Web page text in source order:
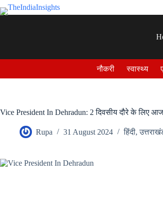
Skip
to
नौकरी स्वास्थ्य
Vice President In Dehradun: 2 दिवसीय दौरे के लिए
Rupa 31 August 2024 हिंदी,